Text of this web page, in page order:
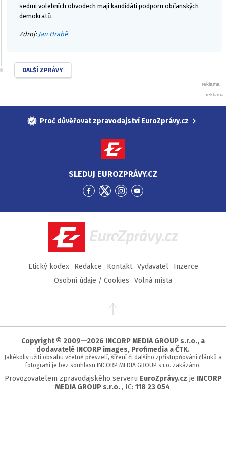
sedmi volebních obvodech mají kandidáti podporu občanských
demokratů.
Zdroj: Jan Hrabě
DALŠÍ ZPRÁVY
Proč důvěřovat zpravodajství EuroZprávy.cz
SLEDUJ EUROZPRÁVY.CZ
Přejít
Facebook
Přejít
Twitter
Přejít
Instagram
Přejít
YouTube
EuroZprávy.cz
Etický kodex Redakce Kontakt Vydavatel
Inzerce
Osobní údaje / Cookies
Volná místa
Přejít
stránky
Copyright © 2009—2026 INCORP MEDIA GROUP s.r.o., a
dodavatelé INCORP images, Profimedia a ČTK.
Jakékoliv užití obsahu včetně převzetí, šíření či dalšího zpřístupňování článků a
fotografií je bez souhlasu INCORP MEDIA GROUP s.r.o. zakázáno.
Provozovatelem zpravodajského serveru EuroZprávy.cz je INCORP
MEDIA GROUP s.r.o. , IC: 118 23 054.